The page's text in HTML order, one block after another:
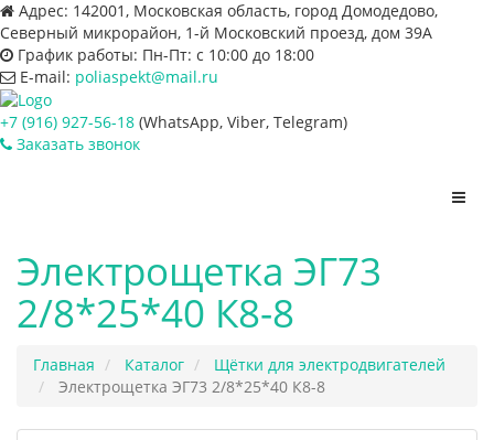
Адрес: 142001, Московская область, город Домодедово,
Северный микрорайон, 1-й Московский проезд, дом 39А
График работы: Пн-Пт: с 10:00 до 18:00
E-mail: poliaspekt@mail.ru
+7 (916) 927-56-18 (WhatsApp, Viber, Telegram)
Заказать звонок
Электрощетка ЭГ73
2/8*25*40 К8-8
Главная Каталог
Щётки для электродвигателей
Электрощетка ЭГ73 2/8*25*40 К8-8